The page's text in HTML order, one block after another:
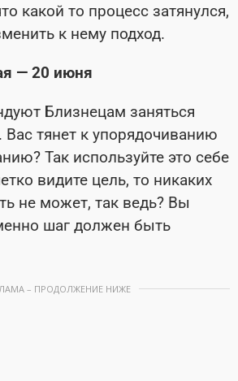
какой­ то процесс затянулся,
к нему подход.
— 20 июня
Близнецам заняться
тянет к упорядочи­ванию
Так исполь­зуйте это себе
видите цель, то никаких
не может, так ведь? Вы
шаг должен быть
– ПРОДОЛЖЕНИЕ НИЖЕ